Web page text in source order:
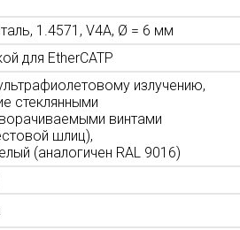
1.4571, V4A, Ø = 6 мм
для EtherCATP
излучению,
стеклянными
винтами
шлиц),
(аналогичен RAL 9016)